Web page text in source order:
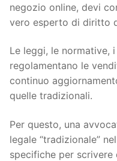
negozio online, devi
vero esperto di diritto
Le leggi, le normative,
regolamentano le
continuo
quelle tradizionali.
Per questo, una
legale “tradizionale”
specifiche per